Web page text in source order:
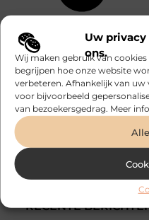
Uw
ons.
Wij maken gebruik van
begrijpen hoe onze website
verbeteren. Afhankelijk van
voor bijvoorbeeld
van bezoekersgedrag. Meer
RECENTE